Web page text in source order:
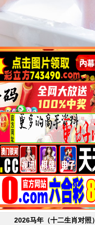
2026马年（十二生肖对照）